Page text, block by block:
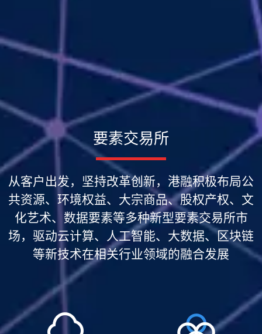
要素交易所
从客户出发，坚持改革创新，港融积极布局公
共资源、环境权益、大宗商品、股权产权、文
化艺术、数据要素等多种新型要素交易所市
场，驱动云计算、人工智能、大数据、区块链
等新技术在相关行业领域的融合发展